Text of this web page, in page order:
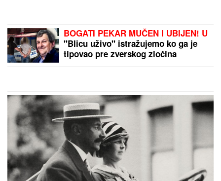
DRAMA NA ADI BOJANI!Milica i
Terza se SUOČILI NA MORU: